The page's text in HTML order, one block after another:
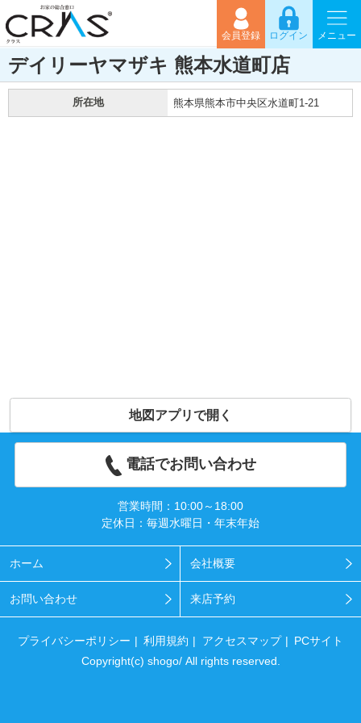
会員登録 ログイン メニュー
デイリーヤマザキ 熊本水道町店
所在地 熊本県熊本市中央区水道町1-21
地図アプリで開く
電話でお問い合わせ
営業時間：10:00～18:00
定休日：毎週水曜日・年末年始
ホーム 会社概要
お問い合わせ 来店予約
プライバシーポリシー 利用規約 アクセスマップ
PCサイト
Copyright(c) shogo/ All rights reserved.